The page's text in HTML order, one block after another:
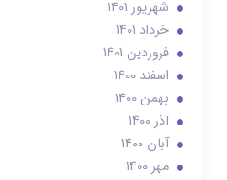
شهریور 1401
خرداد 1401
فروردین 1401
اسفند 1400
بهمن 1400
آذر 1400
آبان 1400
مهر 1400